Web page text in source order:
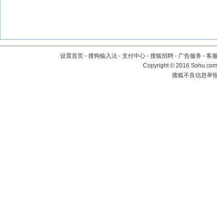
设置首页 - 搜狗输入法 - 支付中心 - 搜狐招聘 - 广告服务 - 客
Copyright©2016
搜狐不良信息举